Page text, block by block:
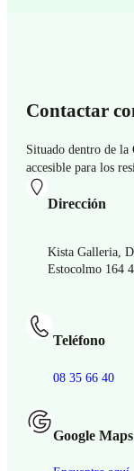
Contactar
Situado dentro de
accesible para los
Dirección
Kista Galleria,
Estocolmo 164
Teléfono
08 35 66 40
Google Maps